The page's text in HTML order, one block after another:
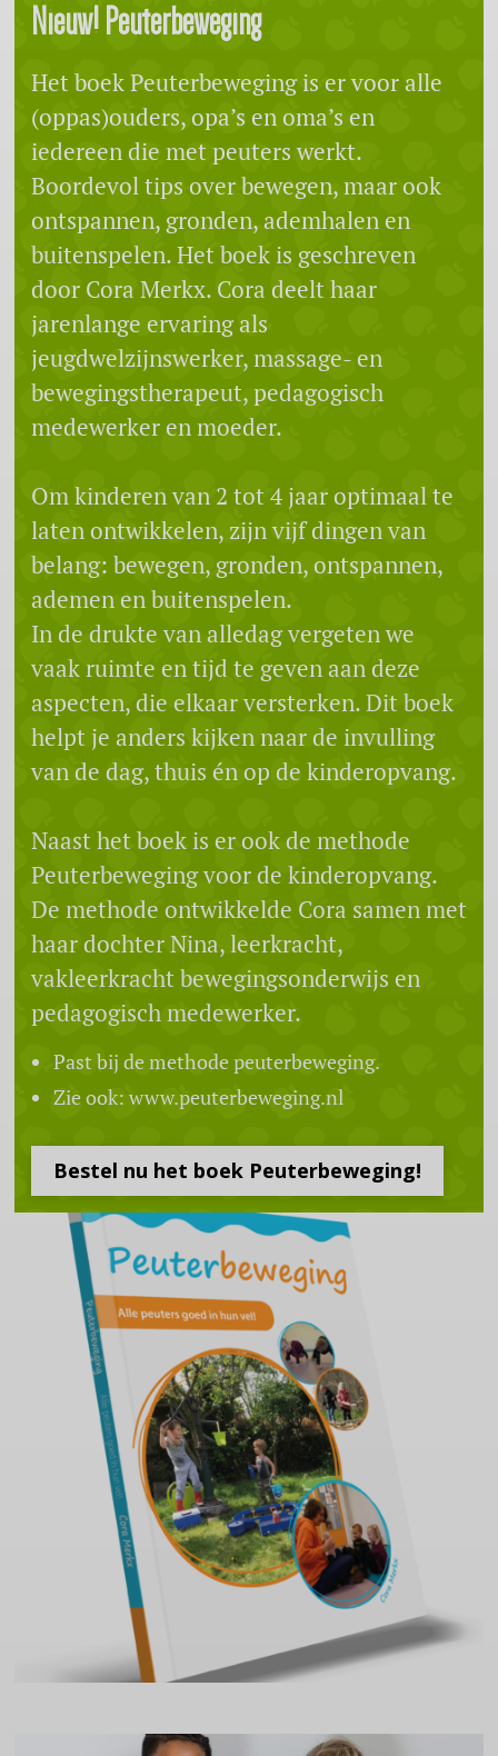
Nieuw! Peuterbeweging
Het boek Peuterbeweging is er voor alle
(oppas)ouders, opa’s en oma’s en
iedereen die met peuters werkt.
Boordevol tips over bewegen, maar ook
ontspannen, gronden, ademhalen en
buitenspelen. Het boek is geschreven
door Cora Merkx. Cora deelt haar
jarenlange ervaring als
jeugdwelzijnswerker, massage- en
bewegingstherapeut, pedagogisch
medewerker en moeder.
Om kinderen van 2 tot 4 jaar optimaal te
laten ontwikkelen, zijn vijf dingen van
belang: bewegen, gronden, ontspannen,
ademen en buitenspelen.
In de drukte van alledag vergeten we
vaak ruimte en tijd te geven aan deze
aspecten, die elkaar versterken. Dit boek
helpt je anders kijken naar de invulling
van de dag, thuis én op de kinderopvang.
Naast het boek is er ook de methode
Peuterbeweging voor de kinderopvang.
De methode ontwikkelde Cora samen met
haar dochter Nina, leerkracht,
vakleerkracht bewegingsonderwijs en
pedagogisch medewerker.
Past bij de methode peuterbeweging.
Zie ook: www.peuterbeweging.nl
Bestel nu het boek Peuterbeweging!